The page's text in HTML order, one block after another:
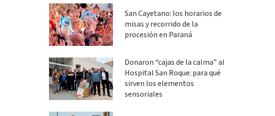
San Cayetano: los horarios de
misas y recorrido de la
procesión en Paraná
Donaron “cajas de la calma” al
Hospital San Roque: para qué
sirven los elementos
sensoriales